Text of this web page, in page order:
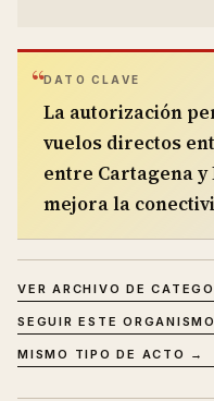
DATO CLAVE
La autorización
vuelos directos
entre Cartagena y
mejora la
VER ARCHIVO DE
SEGUIR ESTE
MISMO TIPO DE ACTO →